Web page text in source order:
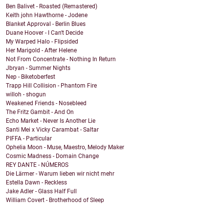
Ben Balivet - Roasted (Remastered)
Keith john Hawthorne - Jodene
Blanket Approval - Berlin Blues
Duane Hoover - I Can't Decide
My Warped Halo - Flipsided
Her Marigold - After Helene
Not From Concentrate - Nothing In Return
Jbryan - Summer Nights
Nep - Biketoberfest
Trapp Hill Collision - Phantom Fire
willoh - shogun
Weakened Friends - Nosebleed
The Fritz Gambit - And On
Echo Market - Never Is Another Lie
Santi Mei x Vicky Carambat - Saltar
PIFFA - Particular
Ophelia Moon - Muse, Maestro, Melody Maker
Cosmic Madness - Domain Change
REY DANTE - NÚMEROS
Die Lärmer - Warum lieben wir nicht mehr
Estella Dawn - Reckless
Jake Adler - Glass Half Full
William Covert - Brotherhood of Sleep